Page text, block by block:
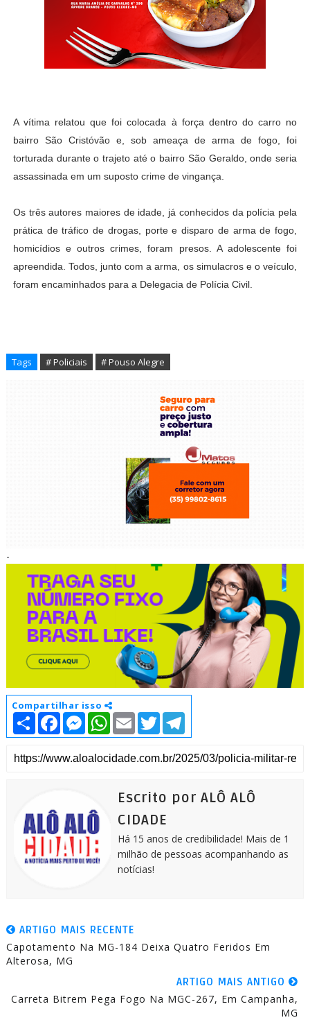
A vítima relatou que foi colocada à força dentro do carro no
bairro São Cristóvão e, sob ameaça de arma de fogo, foi
torturada durante o trajeto até o bairro São Geraldo, onde seria
assassinada em um suposto crime de vingança.
Os três autores maiores de idade, já conhecidos da polícia pela
prática de tráfico de drogas, porte e disparo de arma de fogo,
homicídios e outros crimes, foram presos. A adolescente foi
apreendida. Todos, junto com a arma, os simulacros e o veículo,
foram encaminhados para a Delegacia de Polícia Civil.
Tags # Policiais # Pouso Alegre
-
Compartilhar isso
S
h
a
e
F
c
b
M
e
s
e
W
h
a
t
s
E
m
a
l
T
i
t
t
T
l
e
g
m
Escrito por ALÔ ALÔ
CIDADE
Há 15 anos de credibilidade! Mais de 1
milhão de pessoas acompanhando as
notícias!
ARTIGO MAIS RECENTE
Capotamento Na MG-184 Deixa Quatro Feridos Em
Alterosa, MG
ARTIGO MAIS ANTIGO
Carreta Bitrem Pega Fogo Na MGC-267, Em Campanha,
MG